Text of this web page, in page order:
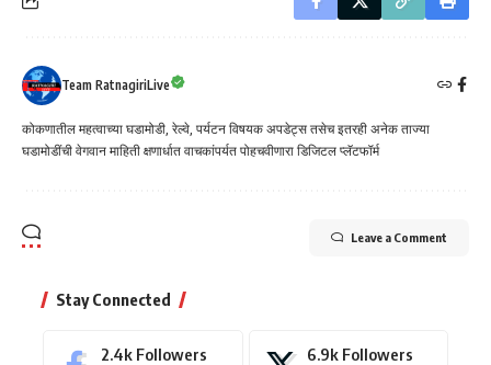
Team RatnagiriLive
कोकणातील महत्वाच्या घडामोडी, रेल्वे, पर्यटन विषयक अपडेट्स तसेच इतरही अनेक ताज्या
घडामोडींची वेगवान माहिती क्षणार्धात वाचकांपर्यत पोहचवीणारा डिजिटल प्लॅटफॉर्म
Leave a Comment
Stay Connected
2.4k Followers 6.9k Followers